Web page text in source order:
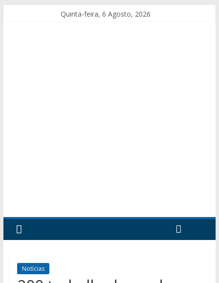
Quinta-feira, 6 Agosto, 2026
Notícias